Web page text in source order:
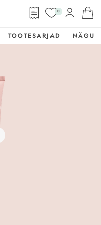
0
TOOTESARJAD NÄGU